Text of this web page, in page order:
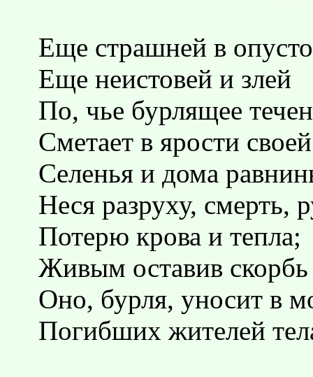
Еще страшней в
Еще неистовей и злей
По, чье бурлящее
Сметает в ярости своей
Селенья и дома
Неся разруху, смерть,
Потерю крова и тепла;
Живым оставив скорбь
Оно, бурля, уносит в
Погибших жителей